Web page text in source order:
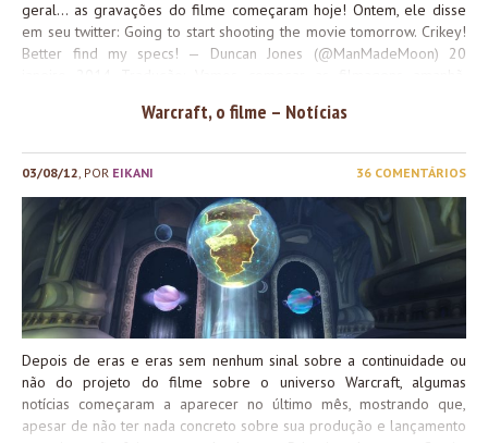
geral… as gravações do filme começaram hoje! Ontem, ele disse
em seu twitter: Going to start shooting the movie tomorrow. Crikey!
Better find my specs! — Duncan Jones (@ManMadeMoon) 20
postando de Vancouver há alguns dias, e já disse coisas como…
(@ManMadeMoon) 14 janeiro 2014 Tradução: Amo sets de filmes
grandes! Sempre amei. Acabei de dar um passeio ótimo pela
barraca de Durotan. Saindo para outro set agora!
O elenco do
filme conta com Travis Fimmell, Paula Patton, Ben Foster, Robert
Kazinsky, Clancy Brown, Toby Kebbell, Daniel Wu e Dominic Cooper.
O roteiro será de Charles Leavitt, com colaboração/supervisão
de Chirs Metzen, e...
Warcraft, o filme – Notícias
03/08/12 , POR EIKANI 36 COMENTÁRIOS
Depois de eras e eras sem nenhum sinal sobre a continuidade ou
não do projeto do filme sobre o universo Warcraft, algumas
notícias começaram a aparecer no último mês, mostrando que,
apesar de não ter nada concreto sobre sua produção e lançamento